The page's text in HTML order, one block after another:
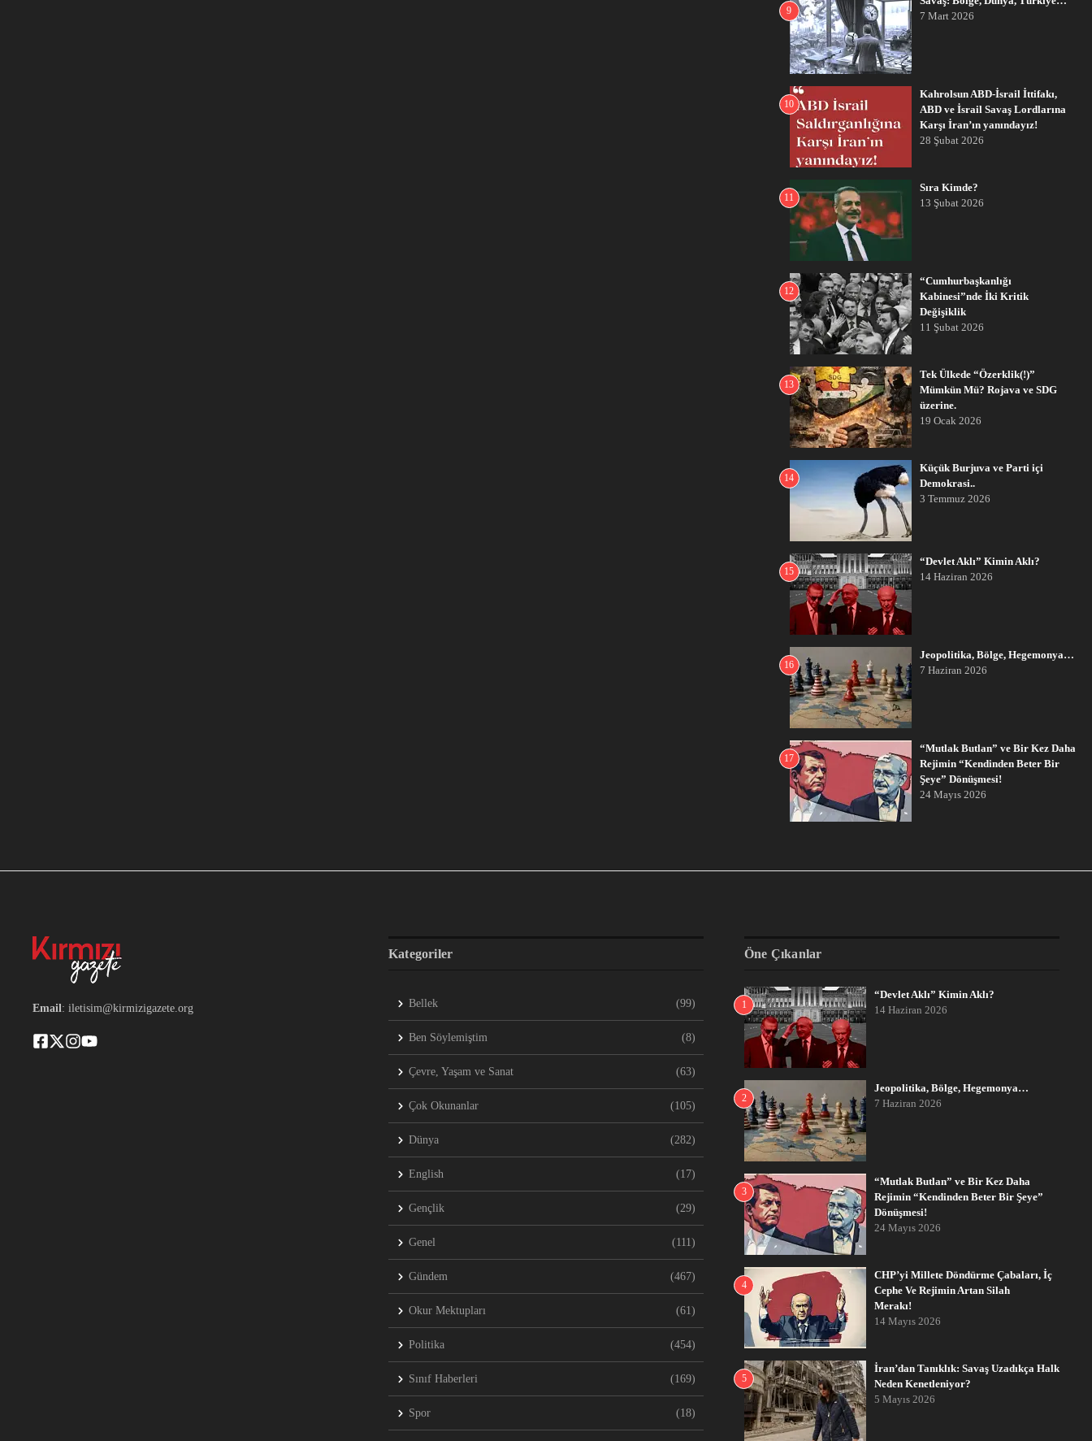
9
7 Mart 2026
10
Kahrolsun ABD-İsrail İttifakı,
ABD ve İsrail Savaş Lordlarına
Karşı İran’ın yanındayız!
28 Şubat 2026
11
Sıra Kimde?
13 Şubat 2026
12
“Cumhurbaşkanlığı
Kabinesi”nde İki Kritik
Değişiklik
11 Şubat 2026
13
Tek Ülkede “Özerklik(!)”
Mümkün Mü? Rojava ve SDG
üzerine.
19 Ocak 2026
14
Küçük Burjuva ve Parti içi
Demokrasi..
3 Temmuz 2026
15
“Devlet Aklı” Kimin Aklı?
14 Haziran 2026
16
Jeopolitika, Bölge, Hegemonya…
7 Haziran 2026
17
“Mutlak Butlan” ve Bir Kez Daha
Rejimin “Kendinden Beter Bir
Şeye” Dönüşmesi!
24 Mayıs 2026
Email: iletisim@kirmizigazete.org
Kategoriler
Bellek (99)
Ben Söylemiştim (8)
Çevre, Yaşam ve Sanat (63)
Çok Okunanlar (105)
Dünya (282)
English (17)
Gençlik (29)
Genel (111)
Gündem (467)
Okur Mektupları (61)
Politika (454)
Sınıf Haberleri (169)
Spor (18)
Öne Çıkanlar
1
“Devlet Aklı” Kimin Aklı?
14 Haziran 2026
2
Jeopolitika, Bölge, Hegemonya…
7 Haziran 2026
3
“Mutlak Butlan” ve Bir Kez Daha
Rejimin “Kendinden Beter Bir Şeye”
Dönüşmesi!
24 Mayıs 2026
4
CHP’yi Millete Döndürme Çabaları, İç
Cephe Ve Rejimin Artan Silah
Merakı!
14 Mayıs 2026
5
İran’dan Tanıklık: Savaş Uzadıkça Halk
Neden Kenetleniyor?
5 Mayıs 2026